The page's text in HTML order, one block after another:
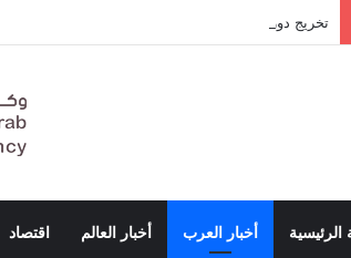
تخريج دورة إعداد قيادات أكاديمية لمناهضة الاحتلال
الرئيسية أخبار العرب أخبار العالم اقتصاد